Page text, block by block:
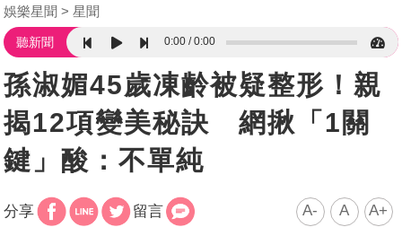
娛樂星聞 星聞
聽新聞 0:00 0:00
孫淑媚45歲凍齡被疑整形！親
揭12項變美秘訣 網揪「1關
鍵」酸：不單純
分享 留言 A- A A+